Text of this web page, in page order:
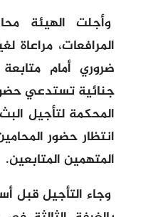
وأجلت الهيئة
المرافعات، مراعاة
ضروري أمام
جنائية تستدعي
المحكمة لتأجيل
انتظار حضور
المتهمين المتابعين.
وجاء التأجيل قبل